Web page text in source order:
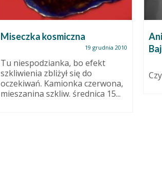
Miseczka kosmiczna
19 grudnia 2010
Tu niespodzianka, bo efekt
szkliwienia zbliżył się do
oczekiwań. Kamionka czerwona,
mieszanina szkliw. średnica 15...